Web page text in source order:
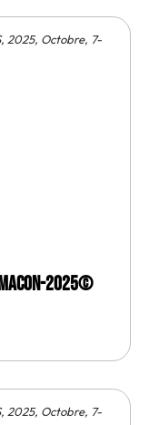
, 2025, Octobre, 7-
2025©
, 2025, Octobre, 7-